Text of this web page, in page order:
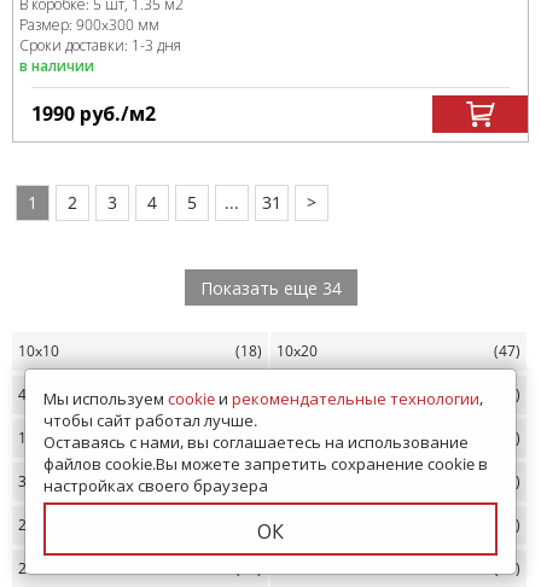
В коробке: 5 шт, 1.35 м2
Размер: 900x300 мм
Сроки доставки: 1-3 дня
в наличии
1990 руб./м2
1 2 3 4 5 ... 31 >
Показать еще 34
10x10 (18) 10x20 (47)
450х450 (36) 500х249 (43)
150х150 (38) 1600х800 (68)
300х75 (28) (27)
2400х1200 (10) 330х330 (16)
298х298 (24)
Мы используем cookieи рекомендательные технологии,
чтобы сайт работал лучше.
Оставаясь с нами, вы соглашаетесь на использование
файлов cookie.Вы можете запретить сохранение cookie в
настройках своего браузера
ОК